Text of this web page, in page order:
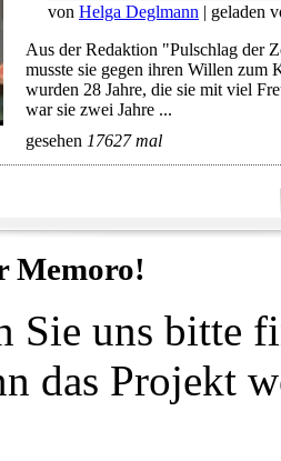
von Helga Deglmann | geladen
Aus der Redaktion "Pulschlag der
musste sie gegen ihren Willen zum
wurden 28 Jahre, die sie mit viel
war sie zwei Jahre ...
gesehen 17627 mal
Memoro!
Sie uns bitte
das Projekt